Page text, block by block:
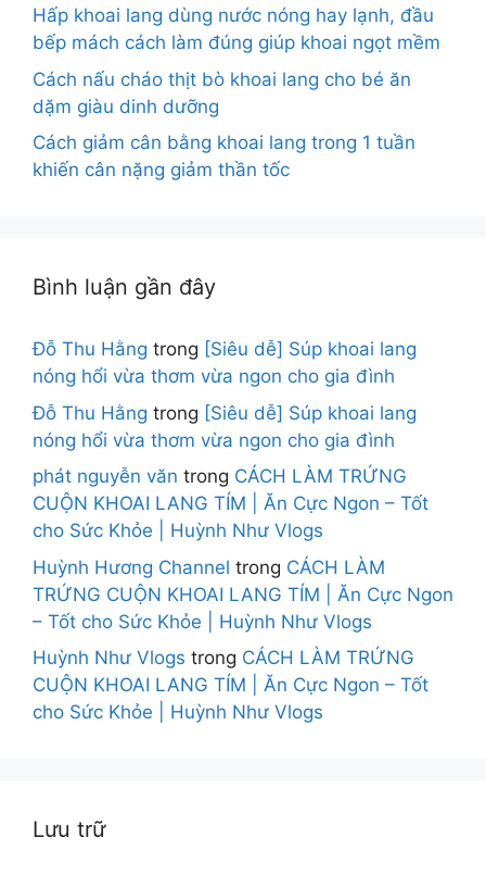
Hấp khoai lang dùng nước nóng hay lạnh, đầu
bếp mách cách làm đúng giúp khoai ngọt mềm
Cách nấu cháo thịt bò khoai lang cho bé ăn
dặm giàu dinh dưỡng
Cách giảm cân bằng khoai lang trong 1 tuần
khiến cân nặng giảm thần tốc
Bình luận gần đây
Đỗ Thu Hằng trong [Siêu dễ] Súp khoai lang
nóng hổi vừa thơm vừa ngon cho gia đình
Đỗ Thu Hằng trong [Siêu dễ] Súp khoai lang
nóng hổi vừa thơm vừa ngon cho gia đình
phát nguyễn văn trong CÁCH LÀM TRỨNG
CUỘN KHOAI LANG TÍM | Ăn Cực Ngon – Tốt
cho Sức Khỏe | Huỳnh Như Vlogs
Huỳnh Hương Channel trong CÁCH LÀM
TRỨNG CUỘN KHOAI LANG TÍM | Ăn Cực Ngon
– Tốt cho Sức Khỏe | Huỳnh Như Vlogs
Huỳnh Như Vlogs trong CÁCH LÀM TRỨNG
CUỘN KHOAI LANG TÍM | Ăn Cực Ngon – Tốt
cho Sức Khỏe | Huỳnh Như Vlogs
Lưu trữ